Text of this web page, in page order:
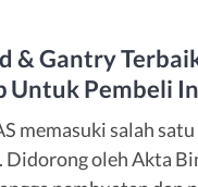
& Gantry
Untuk Pembeli
memasuki salah
oleh Akta